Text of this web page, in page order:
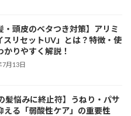
・頭皮のベタつき対策】アリミ
スリセットUV」とは？特徴・使
かりやすく解説！
7月13日
髪悩みに終止符】うねり・パサ
える「弱酸性ケア」の重要性